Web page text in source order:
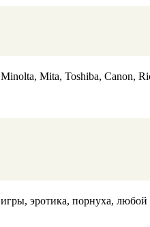
Mita, Toshiba, Canon,
эротика, порнуха, любой